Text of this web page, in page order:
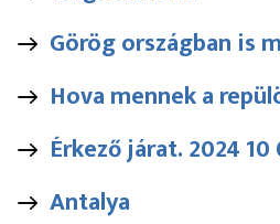
Görög országban is
Hova mennek a
Érkező járat. 2024 10
Antalya